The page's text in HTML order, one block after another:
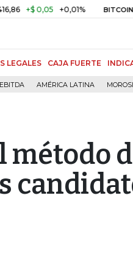
0,05 +0,01% BITCOIN US$
LEGALES CAJA FUERTE
EBITDA AMÉRICA LATINA
método